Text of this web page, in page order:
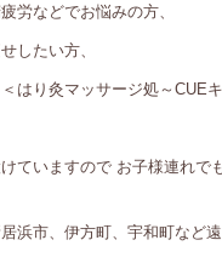
労などでお悩みの方、
したい方、
はり灸マッサージ処～CUE
ていますので お子様連れで
浜市、伊方町、宇和町など